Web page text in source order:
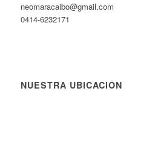
neomaracaibo@gmail.com
0414-6232171
NUESTRA UBICACIÓN